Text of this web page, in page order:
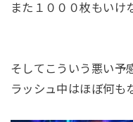
また１０００枚もいけ
そしてこういう悪い予
ラッシュ中はほぼ何も